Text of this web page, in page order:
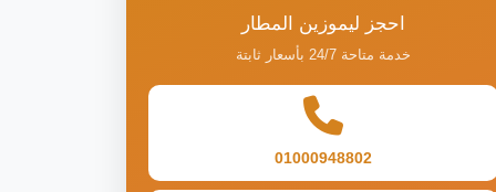
احجز ليموزين المطار
خدمة متاحة 24/7 بأسعار ثابتة
01000948802